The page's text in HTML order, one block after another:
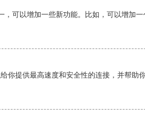
，可以增加一些新功能。比如，可以增加
你提供最高速度和安全性的连接，并帮助